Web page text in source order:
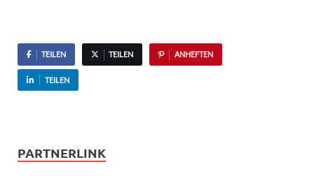
TEILEN TEILEN ANHEFTEN
TEILEN
PARTNERLINK